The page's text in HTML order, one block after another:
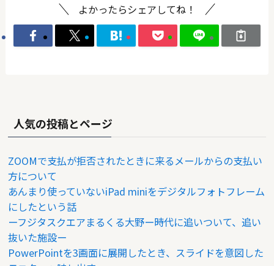
よかったらシェアしてね！
人気の投稿とページ
ZOOMで支払が拒否されたときに来るメールからの支払い
方について
あんまり使っていないiPad miniをデジタルフォトフレーム
にしたという話
ーフジタスクエアまるくる大野ー時代に追いついて、追い
抜いた施設ー
PowerPointを3画面に展開したとき、スライドを意図した